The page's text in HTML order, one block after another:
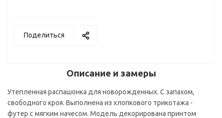
Поделиться
Описание и замеры
Утепленная распашонка для новорожденных. С запахом,
свободного кроя. Выполнена из хлопкового трикотажа -
футер с мягким начесом. Модель декорирована принтом